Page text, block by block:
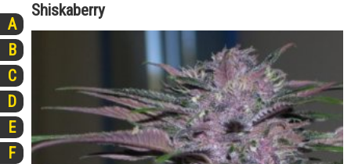
A
B
C
D
E
F
Shiskaberry